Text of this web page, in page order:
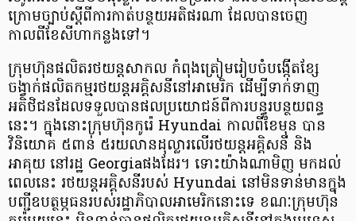
ក្រោម​ច្បាប់​ស្តីពីការកាត់បន្ថយ​អតិផរណា​ ដែល​បាន​ចេញ​
កាលពីខែសីហាកន្លងទៅ។
ក្រុមហ៊ុន​ផលិត​រថយន្តសាកល កំពុង​ត្រៀម​រៀបចំ​បង្កើត​ខ្សែ​
ចង្វាក់​ផលិត​កម្ម​រថយន្ត​អគ្គិសនីនៅ​អាមេរិក ដើម្បីទាក់ទាញ​
អតិថិជនដែល​ទទួលបានផលប្រយោជន៍ពីការបន្ធូរបន្ថយពន្ធ
នេះ។ ក្នុងនោះក្រុមហ៊ុនកូរ៉េ Hyundai កាលពីខែមុន បាន​
វិនិយោគ​ ៥ពាន់ ៥រយលាន​ដុល្លារលើ​រថយន្តអគ្គិសនី និង
អាគុយ នៅរដ្ឋ Georgiaផងដែរ។ ទោះយ៉ាងណាមិញ មកដល់
ពេលនេះ រថយន្តអគ្គិសនីរបស់ Hyundai នៅមិនទាន់មានក្នុង
បញ្ជី​ឧបត្ថម្ភធន​របស់​រដ្ឋាភិបាល​អាមេរិកនោះទេ ខណៈ​ក្រុមហ៊ុន